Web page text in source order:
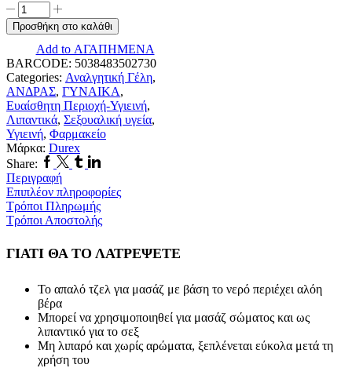
Durex
Massage
Lube
Aloe
Vera
Soothing
200ml
ποσότητα
Προσθήκη στο καλάθι
Add to ΑΓΑΠΗΜΕΝΑ
BARCODE: 5038483502730
Categories: Αναλγητική Γέλη,
ΑΝΔΡΑΣ, ΓΥΝΑΙΚΑ,
Ευαίσθητη Περιοχή-Υγιεινή,
Λιπαντικά, Σεξουαλική υγεία,
Υγιεινή, Φαρμακείο
Μάρκα: Durex
Share: Facebook
Twitter
TumblrLinkedin
Περιγραφή
Επιπλέον πληροφορίες
Τρόποι Πληρωμής
Τρόποι Αποστολής
ΓΙΑΤΙ ΘΑ ΤΟ ΛΑΤΡΕΨΕΤΕ
Το απαλό τζελ για μασάζ με βάση το νερό περιέχει αλόη
βέρα
Μπορεί να χρησιμοποιηθεί για μασάζ σώματος και ως
λιπαντικό για το σεξ
Μη λιπαρό και χωρίς αρώματα, ξεπλένεται εύκολα μετά τη
χρήση του